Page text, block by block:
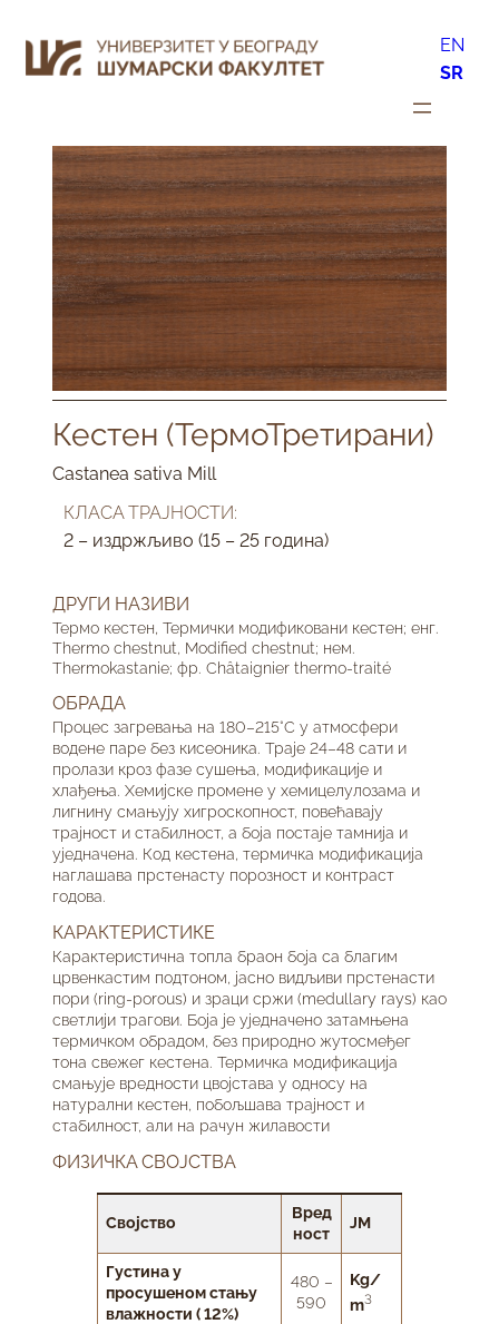
EN
SR
Кестен (ТермоТретирани)
Castanea sativa Mill
КЛАСА ТРАЈНОСТИ:
2 – издржљиво (15 – 25 година)
ДРУГИ НАЗИВИ
Термо кестен, Термички модификовани кестен; енг.
Thermo chestnut, Modified chestnut; нем.
Thermokastanie; фр. Châtaignier thermo-traité
ОБРАДА
Процес загревања на 180–215°C у атмосфери
водене паре без кисеоника. Траје 24–48 сати и
пролази кроз фазе сушења, модификације и
хлађења. Хемијске промене у хемицелулозама и
лигнину смањују хигроскопност, повећавају
трајност и стабилност, а боја постаје тамнија и
уједначена. Код кестена, термичка модификација
наглашава прстенасту порозност и контраст
годова.
КАРАКТЕРИСТИКЕ
Карактеристична топла браон боја са благим
црвенкастим подтоном, јасно видљиви прстенасти
пори (ring-porous) и зраци сржи (medullary rays) као
светлији трагови. Боја је уједначено затамњена
термичком обрадом, без природно жутосмеђег
тона свежег кестена. Термичка модификација
смањује вредности цвојстава у односу на
натурални кестен, побољшава трајност и
стабилност, али на рачун жилавости
ФИЗИЧКА СВОЈСТВА
Својство
Вред
ност
ЈМ
Густина у
просушеном стању
влажности ( 12%)
480 –
590
Kg/
m3